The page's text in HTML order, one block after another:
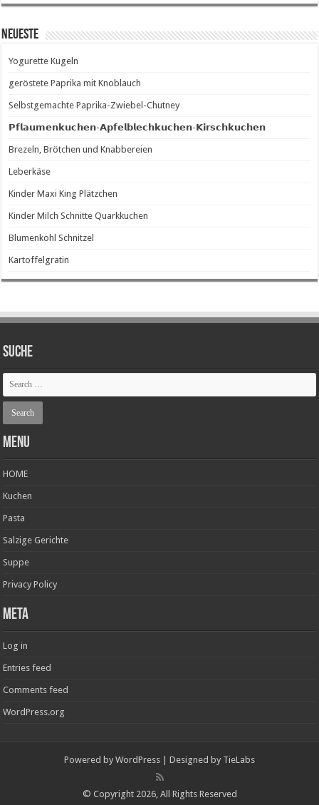
Neueste
Yogurette Kugeln
geröstete Paprika mit Knoblauch
Selbstgemachte Paprika-Zwiebel-Chutney
𝗣𝗳𝗹𝗮𝘂𝗺𝗲𝗻𝗸𝘂𝗰𝗵𝗲𝗻-𝗔𝗽𝗳𝗲𝗹𝗯𝗹𝗲𝗰𝗵𝗸𝘂𝗰𝗵𝗲𝗻-𝗞𝗶𝗿𝘀𝗰𝗵𝗸𝘂𝗰𝗵𝗲𝗻
Brezeln, Brötchen und Knabbereien
Leberkäse
Kinder Maxi King Plätzchen
Kinder Milch Schnitte Quarkkuchen
Blumenkohl Schnitzel
Kartoffelgratin
SUCHE
Menu
HOME
Kuchen
Pasta
Salzige Gerichte
Suppe
Privacy Policy
Meta
Log in
Entries feed
Comments feed
WordPress.org
Powered by WordPress | Designed by TieLabs
© Copyright 2026, All Rights Reserved